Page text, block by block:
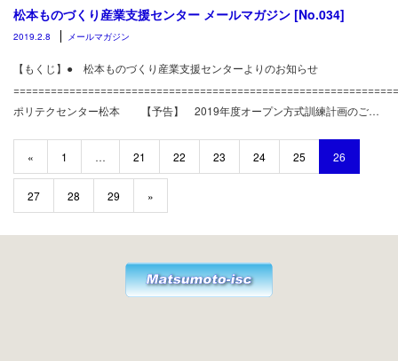
松本ものづくり産業支援センター メールマガジン [No.034]
2019.2.8 メールマガジン
【もくじ】● 松本ものづくり産業支援センターよりのお知らせ
ポリテクセンター松本 【予告】 2019年度オープン方式訓練計画のご…
« 1 … 21 22 23 24 25 26
27 28 29 »